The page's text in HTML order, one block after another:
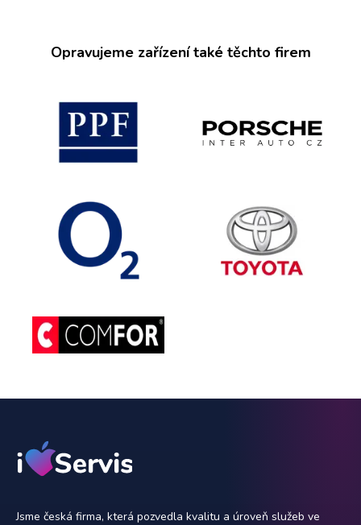
Opravujeme zařízení také těchto firem
Jsme česká firma, která pozvedla kvalitu a úroveň služeb ve